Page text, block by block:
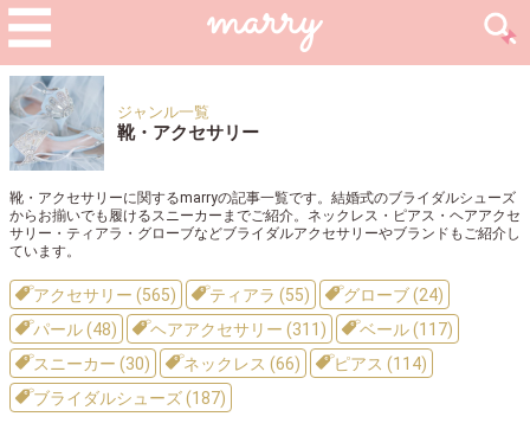
ジャンル一覧
靴・アクセサリー
靴・アクセサリーに関するmarryの記事一覧です。結婚式のブライダルシューズ
からお揃いでも履けるスニーカーまでご紹介。ネックレス・ピアス・ヘアアクセ
サリー・ティアラ・グローブなどブライダルアクセサリーやブランドもご紹介し
ています。
アクセサリー (565) ティアラ (55)
グローブ (24)
パール (48)
ヘアアクセサリー (311)
ベール (117)
スニーカー (30)
ネックレス (66)
ピアス (114)
ブライダルシューズ (187)